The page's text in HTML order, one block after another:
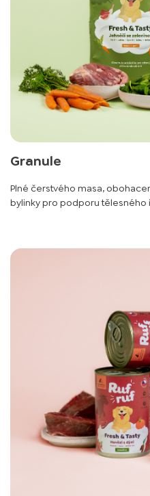
Granule
Plné čerstvého masa,
bylinky pro podporu tělesného